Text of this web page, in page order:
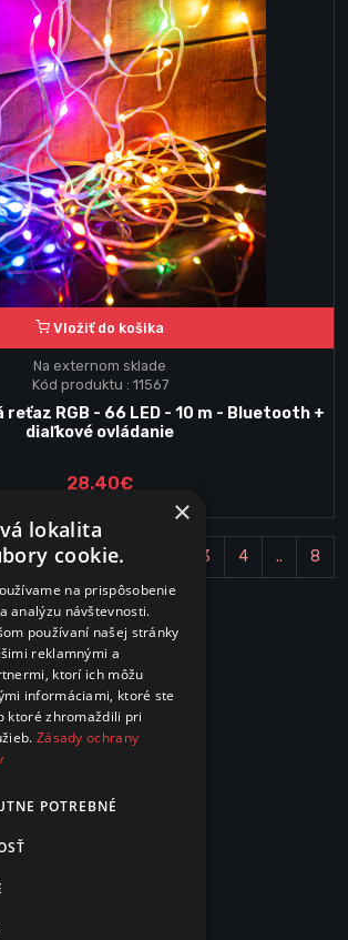
Vložiť do košika
Na externom sklade
Kód produktu : 11567
RGB - 66 LED - 10 m - Bluetooth +
diaľkové ovládanie
28.40€
3 4 .. 8
×
lokalita
cookie.
na prispôsobenie
analýzu návštevnosti.
používaní našej stránky
reklamnými a
ktorí ich môžu
informáciami, ktoré ste
ktoré zhromaždili pri
Zásady ochrany
POTREBNÉ